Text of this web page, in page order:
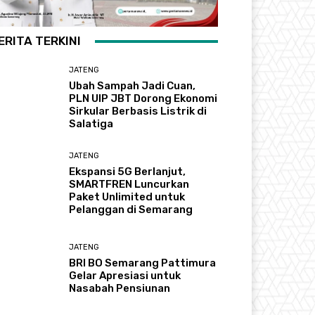
TERKINI
JATENG
Ubah Sampah Jadi Cuan,
PLN UIP JBT Dorong Ekonomi
Sirkular Berbasis Listrik di
Salatiga
JATENG
Ekspansi 5G Berlanjut,
SMARTFREN Luncurkan
Paket Unlimited untuk
Pelanggan di Semarang
JATENG
BRI BO Semarang Pattimura
Gelar Apresiasi untuk
Nasabah Pensiunan